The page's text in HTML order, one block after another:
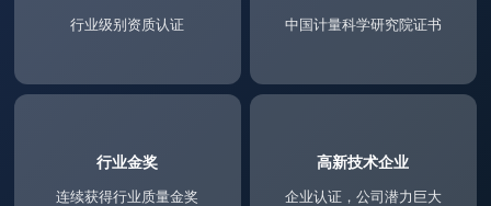
行业级别资质认证 中国计量科学研究院证书
行业金奖
连续获得行业质量金奖
高新技术企业
企业认证，公司潜力巨大